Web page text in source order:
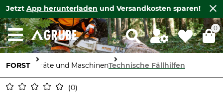
Jetzt App herunterladen und Versandkosten sparen!
0
FORST Geräte und MaschinenTechnische Fällhilfen
0